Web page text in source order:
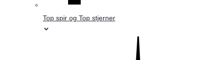
Top spir og Top stjerner